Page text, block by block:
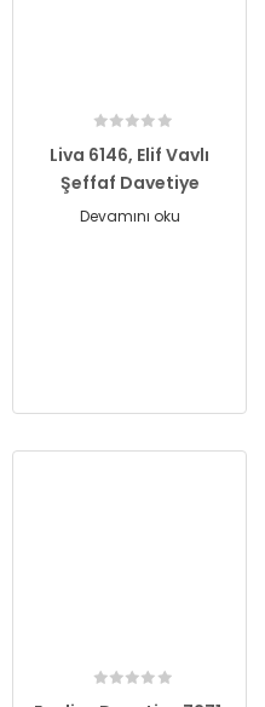
Liva 6146, Elif Vavlı
Şeffaf Davetiye
Devamını oku